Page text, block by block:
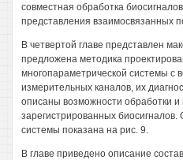
совместная обработка
представления взаимосвязанных
В четвертой главе представлен
предложена методика
многопараметрической системы с
измерительных каналов, их
описаны возможности обработки и
зарегистрированных
системы показана на рис. 9.
В главе приведено описание